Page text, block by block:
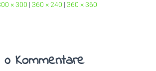
× 300 | 360 × 240 | 360 × 360
0 Kommentare